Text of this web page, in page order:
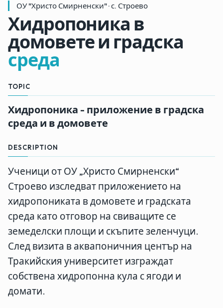
ОУ "Христо Смирненски" · с. Строево
Хидропоника в
домовете и градска
среда
TOPIC
Хидропоника - приложение в градска
среда и в домовете
DESCRIPTION
Ученици от ОУ „Христо Смирненски“
Строево изследват приложението на
хидропониката в домовете и градската
среда като отговор на свиващите се
земеделски площи и скъпите зеленчуци.
След визита в аквапоничния център на
Тракийския университет изграждат
собствена хидропонна кула с ягоди и
домати.